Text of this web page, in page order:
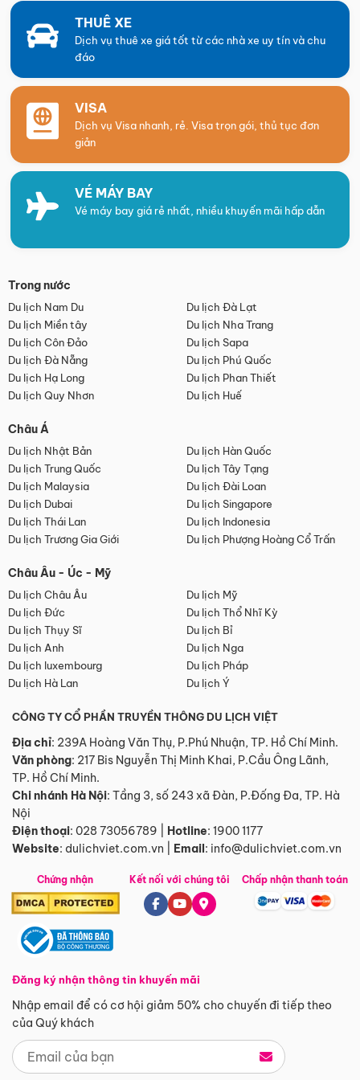
THUÊ XE
Dịch vụ thuê xe giá tốt từ các nhà xe uy tín và chu
đáo
VISA
Dịch vụ Visa nhanh, rẻ. Visa trọn gói, thủ tục đơn
giản
VÉ MÁY BAY
Vé máy bay giá rẻ nhất, nhiều khuyến mãi hấp dẫn
Trong nước
Du lịch Nam Du
Du lịch Đà Lạt
Du lịch Miền tây
Du lịch Nha Trang
Du lịch Côn Đảo
Du lịch Sapa
Du lịch Đà Nẵng
Du lịch Phú Quốc
Du lịch Hạ Long
Du lịch Phan Thiết
Du lịch Quy Nhơn
Du lịch Huế
Châu Á
Du lịch Nhật Bản
Du lịch Hàn Quốc
Du lịch Trung Quốc
Du lịch Tây Tạng
Du lịch Malaysia
Du lịch Đài Loan
Du lịch Dubai
Du lịch Singapore
Du lịch Thái Lan
Du lịch Indonesia
Du lịch Trương Gia Giới
Du lịch Phượng Hoàng Cổ Trấn
Châu Âu - Úc - Mỹ
Du lịch Châu Âu
Du lịch Mỹ
Du lịch Đức
Du lịch Thổ Nhĩ Kỳ
Du lịch Thụy Sĩ
Du lịch Bỉ
Du lịch Anh
Du lịch Nga
Du lịch luxembourg
Du lịch Pháp
Du lịch Hà Lan
Du lịch Ý
CÔNG TY CỔ PHẦN TRUYỀN THÔNG DU LỊCH VIỆT
Địa chỉ: 239A Hoàng Văn Thụ, P.Phú Nhuận, TP. Hồ Chí Minh.
Văn phòng: 217 Bis Nguyễn Thị Minh Khai, P.Cầu Ông Lãnh,
TP. Hồ Chí Minh.
Chi nhánh Hà Nội: Tầng 3, số 243 xã Đàn, P.Đống Đa, TP. Hà
Nội
Điện thoại: 028 73056789 Hotline: 1900 1177
Website: dulichviet.com.vn Email: info@dulichviet.com.vn
Chứng nhận
Đăng ký nhận thông tin khuyến mãi
Nhập email để có cơ hội giảm 50% cho chuyến đi tiếp theo
của Quý khách
Kết nối với chúng tôi Chấp nhận thanh toán